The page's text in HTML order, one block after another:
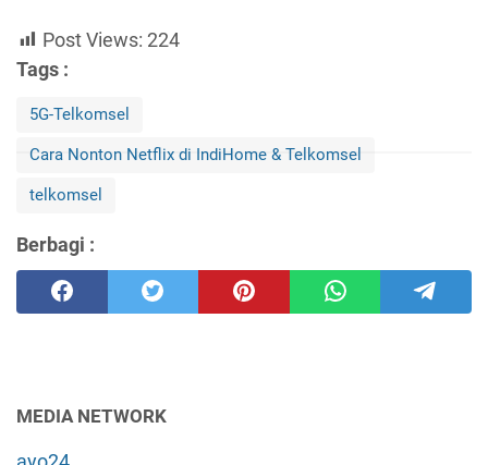
Post Views: 224
Tags :
5G-Telkomsel
Cara Nonton Netflix di IndiHome & Telkomsel
telkomsel
Berbagi :
MEDIA NETWORK